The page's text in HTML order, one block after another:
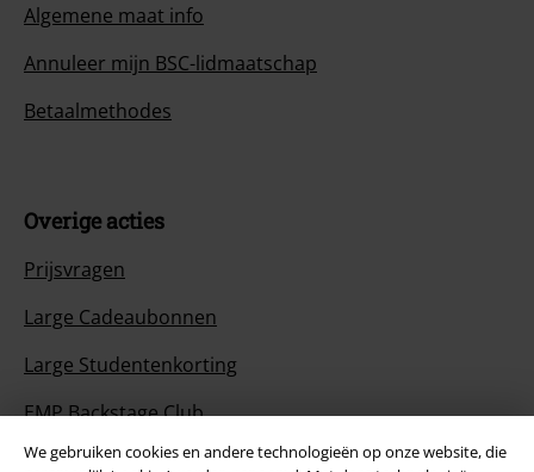
We gebruiken cookies en andere technologieën op onze website, die
Algemene maat info
Annuleer mijn BSC-lidmaatschap
Betaalmethodes
Overige acties
Prijsvragen
Large Cadeaubonnen
Large Studentenkorting
EMP Backstage Club